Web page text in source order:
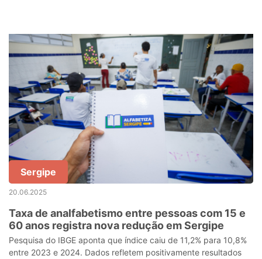
Sergipe
20.06.2025
Taxa de analfabetismo entre pessoas com 15 e
60 anos registra nova redução em Sergipe
Pesquisa do IBGE aponta que índice caiu de 11,2% para 10,8%
entre 2023 e 2024. Dados refletem positivamente resultados